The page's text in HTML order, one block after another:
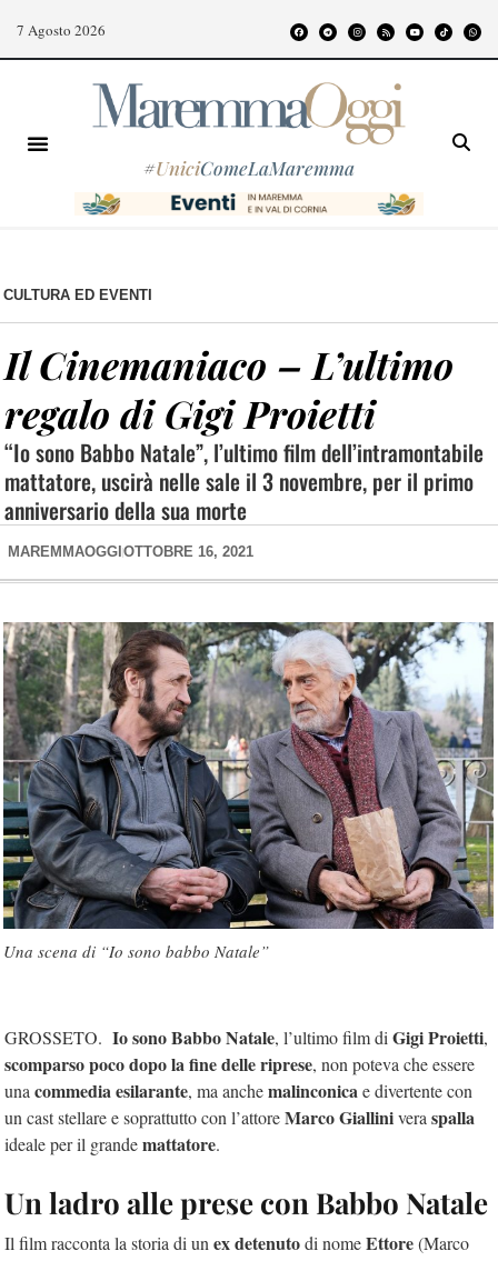
7 Agosto 2026
#UniciComeLaMaremma
CULTURA ED EVENTI
Il Cinemaniaco – L’ultimo
regalo di Gigi Proietti
“Io sono Babbo Natale”, l’ultimo film dell’intramontabile
mattatore, uscirà nelle sale il 3 novembre, per il primo
anniversario della sua morte
MAREMMAOGGI OTTOBRE 16, 2021
Una scena di “Io sono babbo Natale”
GROSSETO. Io sono Babbo Natale, l’ultimo film di Gigi Proietti,
scomparso poco dopo la fine delle riprese, non poteva che essere
una commedia esilarante, ma anchemalinconicae divertente con
un cast stellare e soprattutto con l’attoreMarco Giallinivera spalla
ideale per il grandemattatore.
Un ladro alle prese con Babbo Natale
Il film racconta la storia di un ex detenutodi nomeEttore(Marco